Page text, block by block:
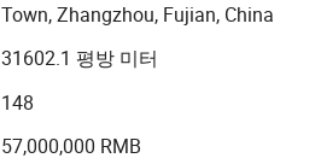
제품은 고객의 다양한 수요를 충
음과 같은 제품이 있습니다: 대나
, 대나무 벽 클래딩, 대나무 말 안
, 대나무 난간, 대나무 페골라,
외 대나무 가구 등
Town, Zhangzhou, Fujian, China
31602.1 평방 미터
148
57,000,000 RMB